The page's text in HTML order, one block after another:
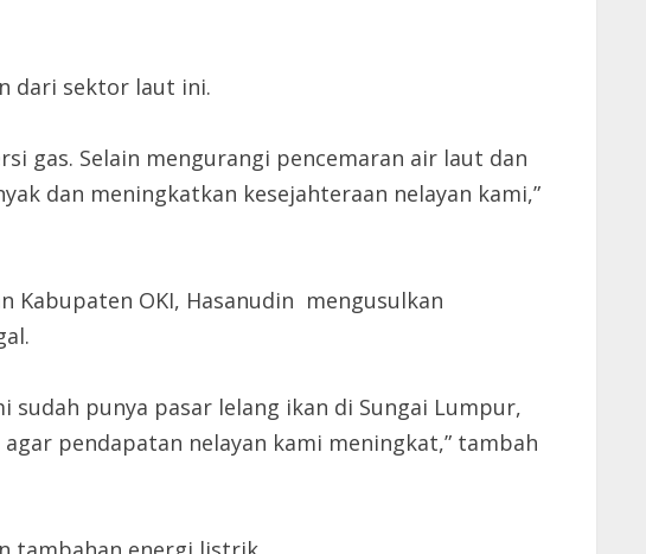
dari sektor laut ini.
gas. Selain mengurangi pencemaran air laut dan
dan meningkatkan kesejahteraan nelayan kami,”
Kabupaten OKI, Hasanudin mengusulkan
sudah punya pasar lelang ikan di Sungai Lumpur,
pendapatan nelayan kami meningkat,” tambah